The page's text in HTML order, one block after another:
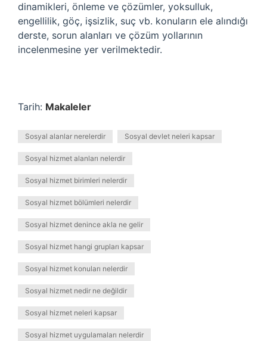
dinamikleri, önleme ve çözümler, yoksulluk,
engellilik, göç, işsizlik, suç vb. konuların ele alındığı
derste, sorun alanları ve çözüm yollarının
incelenmesine yer verilmektedir.
Tarih: Makaleler
Sosyal alanlar nerelerdir Sosyal devlet neleri kapsar
Sosyal hizmet alanları nelerdir
Sosyal hizmet birimleri nelerdir
Sosyal hizmet bölümleri nelerdir
Sosyal hizmet denince akla ne gelir
Sosyal hizmet hangi grupları kapsar
Sosyal hizmet konuları nelerdir
Sosyal hizmet nedir ne değildir
Sosyal hizmet neleri kapsar
Sosyal hizmet uygulamaları nelerdir